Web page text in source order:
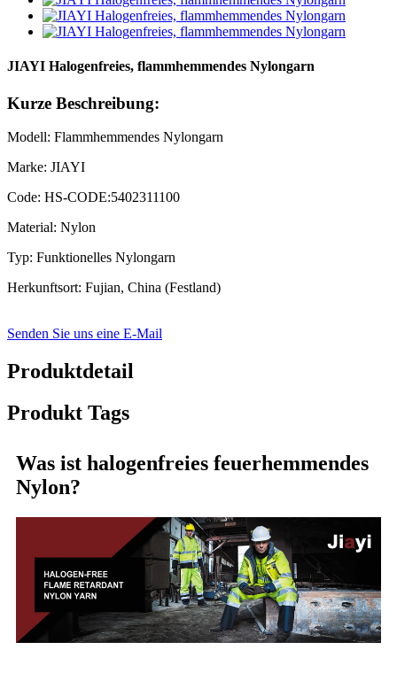
JIAYI Halogenfreies, flammhemmendes Nylongarn
Kurze Beschreibung:
Modell: Flammhemmendes Nylongarn
Marke: JIAYI
Code: HS-CODE:5402311100
Material: Nylon
Typ: Funktionelles Nylongarn
Herkunftsort: Fujian, China (Festland)
Senden Sie uns eine E-Mail
Produktdetail
Produkt Tags
Was ist halogenfreies feuerhemmendes
Nylon?